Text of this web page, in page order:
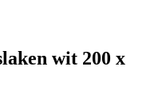
wit 200 x